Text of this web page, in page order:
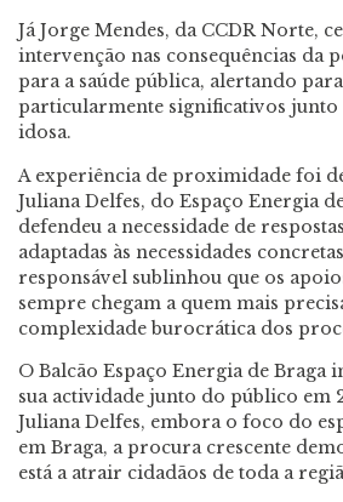
Já Jorge Mendes, da CCDR Norte,
intervenção nas consequências da
para a saúde pública, alertando
particularmente significativos junto
idosa.
A experiência de proximidade foi
Juliana Delfes, do Espaço Energia
defendeu a necessidade de
adaptadas às necessidades
responsável sublinhou que os
sempre chegam a quem mais
complexidade burocrática dos
O Balcão Espaço Energia de Braga
sua actividade junto do público em
Juliana Delfes, embora o foco do
em Braga, a procura crescente
está a atrair cidadãos de toda a